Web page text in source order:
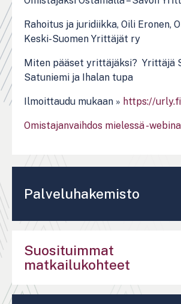
Rahoitus ja juridiikka, Oili Eronen,
Keski-Suomen Yrittäjät ry
Miten pääset yrittäjäksi? Yrittäjä
Satuniemi ja Ihalan tupa
Ilmoittaudu mukaan » https://
Omistajanvaihdos mielessä -
Palveluhakemisto
Suosituimmat
matkailukohteet